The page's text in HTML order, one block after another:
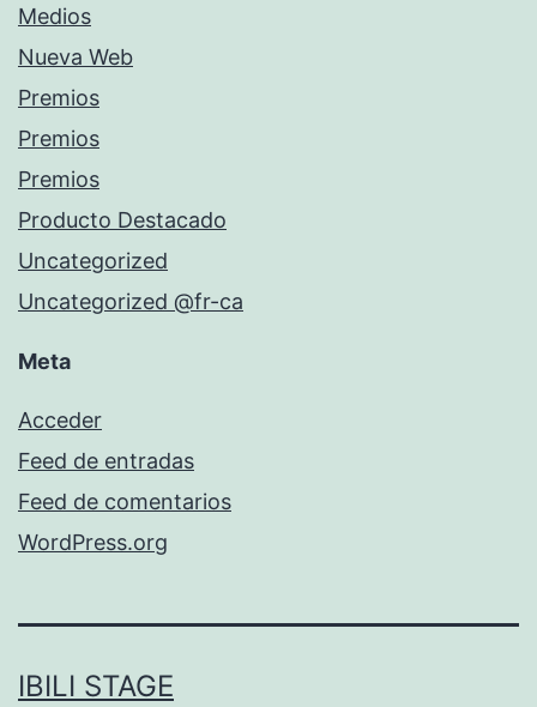
Medios
Nueva Web
Premios
Premios
Premios
Producto Destacado
Uncategorized
Uncategorized @fr-ca
Meta
Acceder
Feed de entradas
Feed de comentarios
WordPress.org
IBILI STAGE